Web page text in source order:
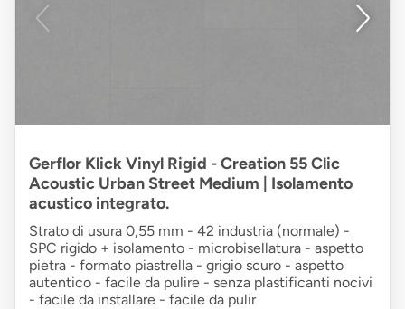
Gerflor Klick Vinyl Rigid - Creation 55 Clic
Acoustic Urban Street Medium | Isolamento
acustico integrato.
Strato di usura 0,55 mm - 42 industria (normale) -
SPC rigido + isolamento - microbisellatura - aspetto
pietra - formato piastrella - grigio scuro - aspetto
autentico - facile da pulire - senza plastificanti nocivi
- facile da installare - facile da pulir